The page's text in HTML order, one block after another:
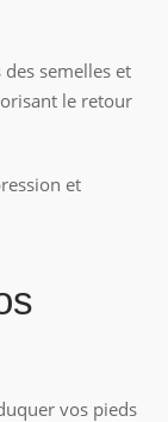
semelles et
le retour
et
vos pieds